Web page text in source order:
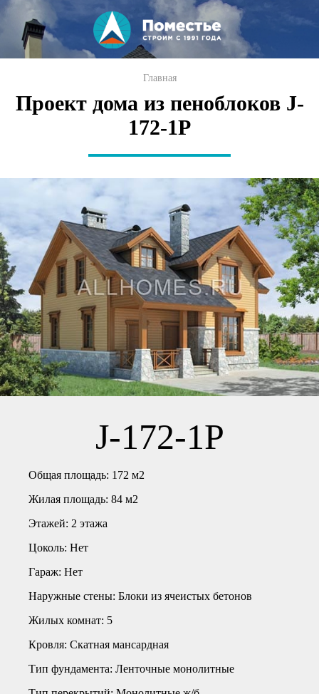
Перейти к
основному
содержанию
Главная
Проект дома из пеноблоков J-
172-1P
J-172-1P
Общая площадь: 172 м2
Жилая площадь: 84 м2
Этажей: 2 этажа
Цоколь: Нет
Гараж: Нет
Наружные стены: Блоки из ячеистых бетонов
Жилых комнат: 5
Кровля: Cкатная мансардная
Тип фундамента: Ленточные монолитные